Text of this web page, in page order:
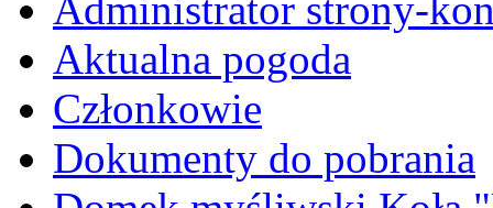
Aktualna pogoda
Członkowie
Dokumenty do pobrania